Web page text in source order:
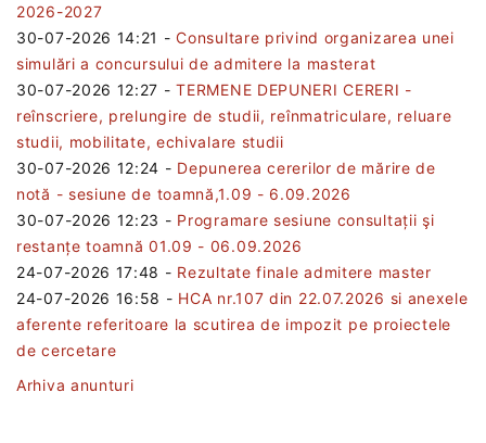
2026-2027
30-07-2026 14:21 -Consultare privind organizarea unei
simulări a concursului de admitere la masterat
30-07-2026 12:27 -TERMENE DEPUNERI CERERI -
reînscriere, prelungire de studii, reînmatriculare, reluare
studii, mobilitate, echivalare studii
30-07-2026 12:24 - Depunerea cererilor de mărire de
notă - sesiune de toamnă,1.09 - 6.09.2026
30-07-2026 12:23 - Programare sesiune consultații şi
restanțe toamnă 01.09 - 06.09.2026
24-07-2026 17:48 - Rezultate finale admitere master
24-07-2026 16:58 - HCA nr.107 din 22.07.2026 si anexele
aferente referitoare la scutirea de impozit pe proiectele
de cercetare
Arhiva anunturi